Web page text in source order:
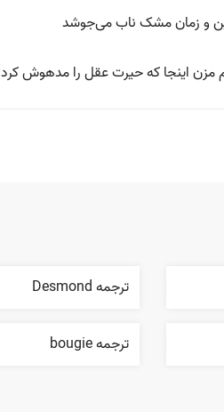
و زمان مشک ناب می‌جوشد
اینجا که حیرت عقل را مدهوش کرد
ترجمه Desmond
ترجمه bougie